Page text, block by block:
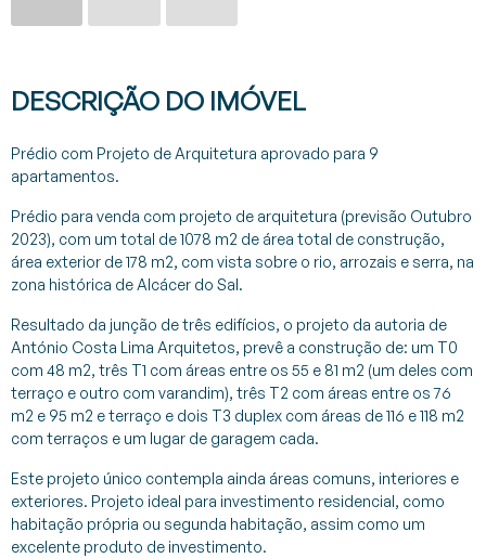
DESCRIÇÃO DO IMÓVEL
Prédio com Projeto de Arquitetura aprovado para 9
apartamentos.
Prédio para venda com projeto de arquitetura (previsão Outubro
2023), com um total de 1078 m2 de área total de construção,
área exterior de 178 m2, com vista sobre o rio, arrozais e serra, na
zona histórica de Alcácer do Sal.
Resultado da junção de três edifícios, o projeto da autoria de
António Costa Lima Arquitetos, prevê a construção de: um T0
com 48 m2, três T1 com áreas entre os 55 e 81 m2 (um deles com
terraço e outro com varandim), três T2 com áreas entre os 76
m2 e 95 m2 e terraço e dois T3 duplex com áreas de 116 e 118 m2
com terraços e um lugar de garagem cada.
Este projeto único contempla ainda áreas comuns, interiores e
exteriores. Projeto ideal para investimento residencial, como
habitação própria ou segunda habitação, assim como um
excelente produto de investimento.